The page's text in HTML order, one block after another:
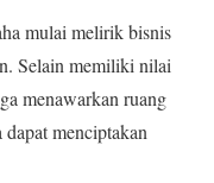
mulai melirik bisnis
Selain memiliki nilai
menawarkan ruang
dapat menciptakan